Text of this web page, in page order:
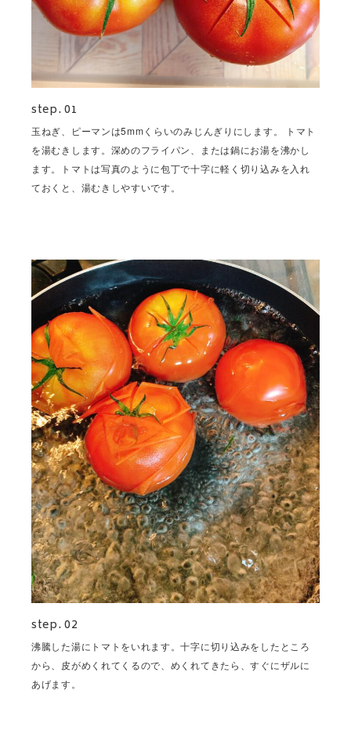
step. 01
玉ねぎ、ピーマンは5mmくらいのみじんぎりにします。 トマト
を湯むきします。深めのフライパン、または鍋にお湯を沸かし
ます。トマトは写真のように包丁で十字に軽く切り込みを入れ
ておくと、湯むきしやすいです。
step. 02
沸騰した湯にトマトをいれます。十字に切り込みをしたところ
から、皮がめくれてくるので、めくれてきたら、すぐにザルに
あげます。